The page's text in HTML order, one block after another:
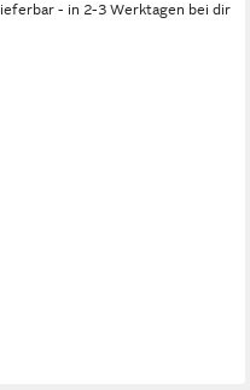
lieferbar - in 2-3 Werktagen bei dir